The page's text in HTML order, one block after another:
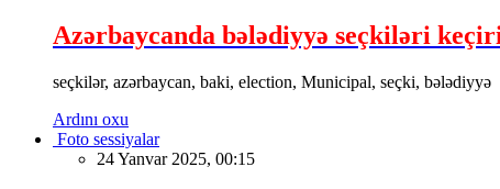
Azərbaycanda bələdiyyə seçkiləri
seçkilər, azərbaycan, baki, election, Municipal, seçki, bələdiyyə
Ardını oxu
Foto sessiyalar
24 Yanvar 2025, 00:15